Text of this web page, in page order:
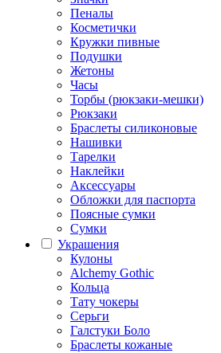
Пеналы
Косметички
Кружки пивные
Подушки
Жетоны
Часы
Торбы (рюкзаки-мешки)
Рюкзаки
Браслеты силиконовые
Нашивки
Тарелки
Наклейки
Аксессуары
Обложки для паспорта
Поясные сумки
Сумки
Украшения
Кулоны
Alchemy Gothic
Кольца
Тату чокеры
Серьги
Галстуки Боло
Браслеты кожаные